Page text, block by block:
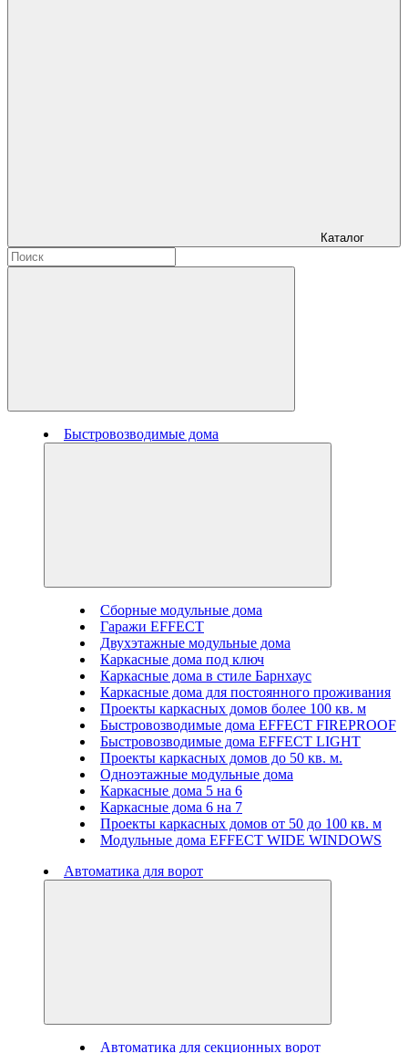
Каталог
Быстровозводимые дома
Сборные модульные дома
Гаражи EFFECT
Двухэтажные модульные дома
Каркасные дома под ключ
Каркасные дома в стиле Барнхаус
Каркасные дома для постоянного проживания
Проекты каркасных домов более 100 кв. м
Быстровозводимые дома EFFECT FIREPROOF
Быстровозводимые дома EFFECT LIGHT
Проекты каркасных домов до 50 кв. м.
Одноэтажные модульные дома
Каркасные дома 5 на 6
Каркасные дома 6 на 7
Проекты каркасных домов от 50 до 100 кв. м
Модульные дома EFFECT WIDE WINDOWS
Автоматика для ворот
Автоматика для секционных ворот